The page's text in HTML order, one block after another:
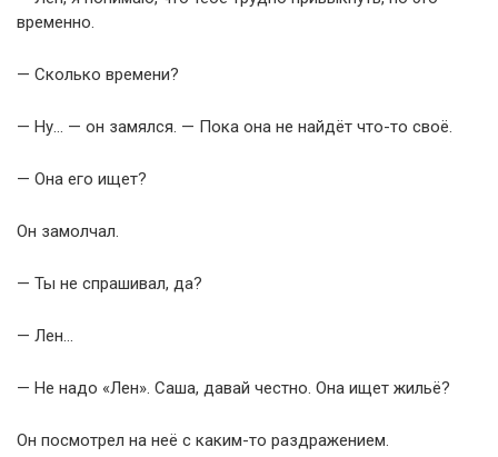
временно.
— Сколько времени?
— Ну… — он замялся. — Пока она не найдёт что-то своё.
— Она его ищет?
Он замолчал.
— Ты не спрашивал, да?
— Лен…
— Не надо «Лен». Саша, давай честно. Она ищет жильё?
Он посмотрел на неё с каким-то раздражением.